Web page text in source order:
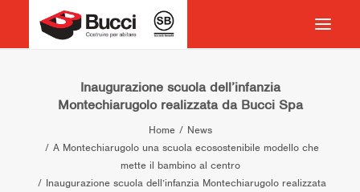
COSTRUIRE PER ABITARE
CHI SIAMO
COSA FACCIAMO
Inaugurazione scuola dell’infanzia
Montechiarugolo realizzata da Bucci Spa
Home
News
A Montechiarugolo una scuola ecosostenibile modello che
mette il bambino al centro
Inaugurazione scuola dell’infanzia Montechiarugolo realizzata